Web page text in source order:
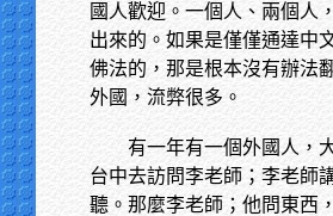
國人歡迎。一個人、兩個人
出來的。如果是僅僅通達中
佛法的，那是根本沒有辦法
外國，流弊很多。
有一年有一個外國人，
台中去訪問李老師；李老師
聽。那麼李老師；他問東西